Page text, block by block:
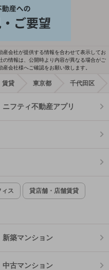
会社が提供する情報を合わせて表示してお
情報は、公開時より内容が異なる場合がご
会社様へご確認をお願い致します。
賃貸 東京都 千代田区
ニフティ不動産アプリ
ス 貸店舗・店舗賃貸
新築マンション
中古マンション